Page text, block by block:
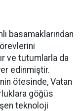
basamaklarından
ve tutumlarla da
edinmiştir.
ötesinde, Vatan
göğüs
teknoloji